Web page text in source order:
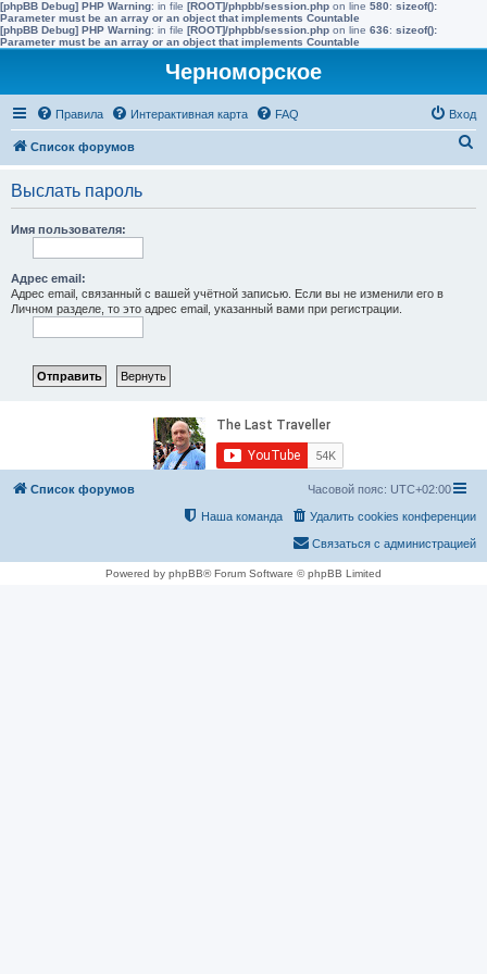
[phpBB Debug] PHP Warning: in file [ROOT]/phpbb/session.php on line 580: sizeof():
Parameter must be an array or an object that implements Countable
[phpBB Debug] PHP Warning: in file [ROOT]/phpbb/session.php on line 636: sizeof():
Parameter must be an array or an object that implements Countable
Черноморское
Правила Интерактивная карта FAQ Вход
Список форумов
Выслать пароль
Имя пользователя:
Адрес email:
Адрес email, связанный с вашей учётной записью. Если вы не изменили его в
Личном разделе, то это адрес email, указанный вами при регистрации.
Список форумов Часовой пояс: UTC+02:00
Удалить cookies конференции
Наша команда
Связаться с администрацией
Powered by phpBB® Forum Software © phpBB Limited